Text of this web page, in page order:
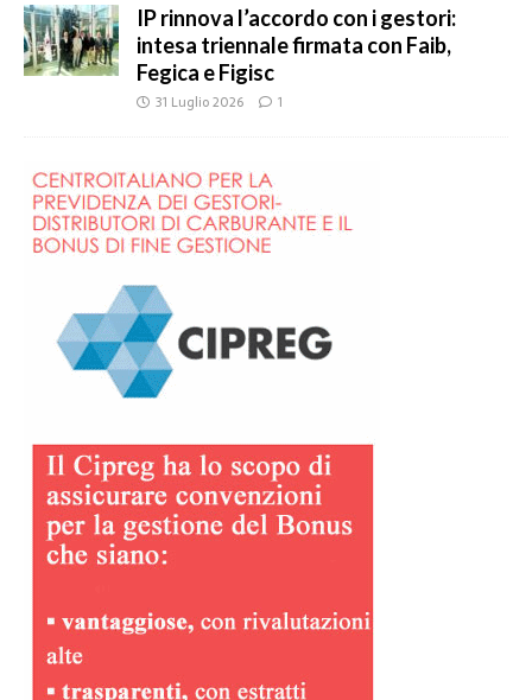
IP rinnova l’accordo con i gestori:
intesa triennale firmata con Faib,
Fegica e Figisc
31 Luglio 2026 1